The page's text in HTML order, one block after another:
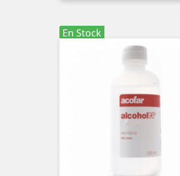
En Stock